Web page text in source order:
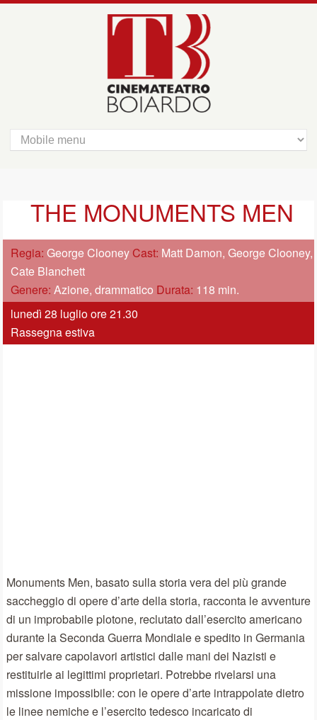
THE MONUMENTS MEN
Regia:George Clooney Cast: Matt Damon, George Clooney,
Cate Blanchett
Genere:Azione, drammatico Durata: 118 min.
lunedì 28 luglio ore 21.30
Rassegna estiva
Monuments Men, basato sulla storia vera del più grande
saccheggio di opere d’arte della storia, racconta le avventure
di un improbabile plotone, reclutato dall’esercito americano
durante la Seconda Guerra Mondiale e spedito in Germania
per salvare capolavori artistici dalle mani dei Nazisti e
restituirle ai legittimi proprietari. Potrebbe rivelarsi una
missione impossibile: con le opere d’arte intrappolate dietro
le linee nemiche e l’esercito tedesco incaricato di